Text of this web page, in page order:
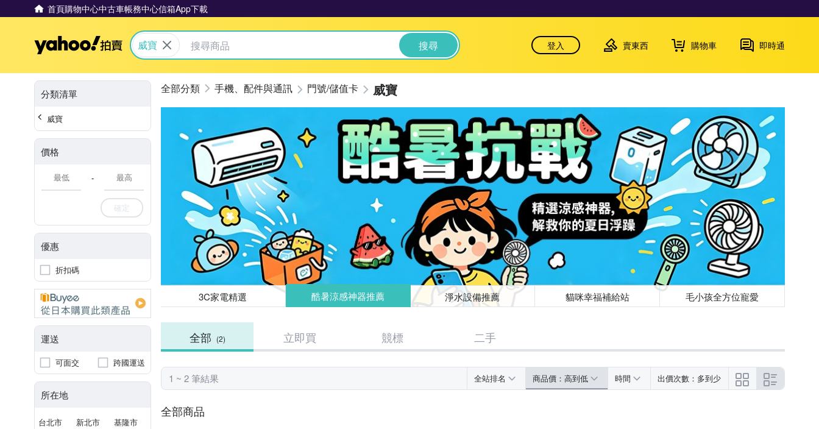
首頁購物中心中古車帳務中心信箱App下載
Yahoo拍賣
威寶 搜尋 登入 賣東西 購物車 即時通
分類清單
威寶
價格
-
確定
優惠
折扣碼
運送
可面交 跨國運送
所在地
台北市 新北市 基隆市
手機、配件與通訊 門號/儲值卡 威寶
3C家電精選 酷暑涼感神器推薦 淨水設備推薦 貓咪幸福補給站 毛小孩全方位寵愛
全部 (2) 立即買 競標 二手
1 ~ 2 筆結果 全站排名 商品價：高到低 時間 出價次數：多到少
全部商品